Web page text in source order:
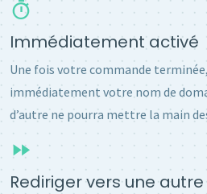
Immédiatement activé
Une fois votre commande
immédiatement votre nom de
d’autre ne pourra mettre la main
Rediriger vers une autre